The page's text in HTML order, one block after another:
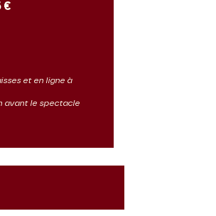
€
et en ligne à
avant le spectacle